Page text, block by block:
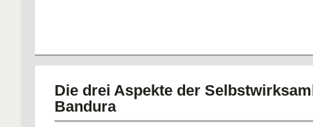
Die drei Aspekte der
Bandura